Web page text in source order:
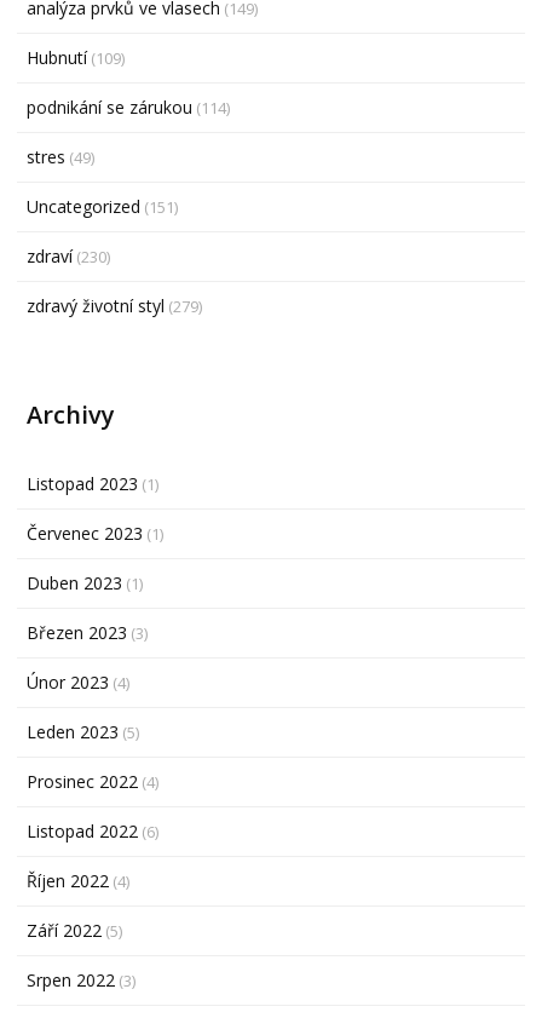
analýza prvků ve vlasech (149)
Hubnutí(109)
podnikání se zárukou (114)
stres (49)
Uncategorized (151)
zdraví(230)
zdravý životní styl (279)
Archivy
Listopad 2023 (1)
Červenec 2023 (1)
Duben 2023 (1)
Březen 2023 (3)
Únor 2023 (4)
Leden 2023 (5)
Prosinec 2022 (4)
Listopad 2022 (6)
Říjen 2022 (4)
Září 2022 (5)
Srpen 2022 (3)